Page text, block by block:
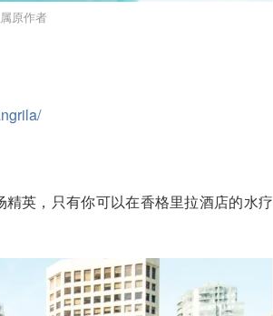
原作者
英，只有你可以在香格里拉酒店的水疗